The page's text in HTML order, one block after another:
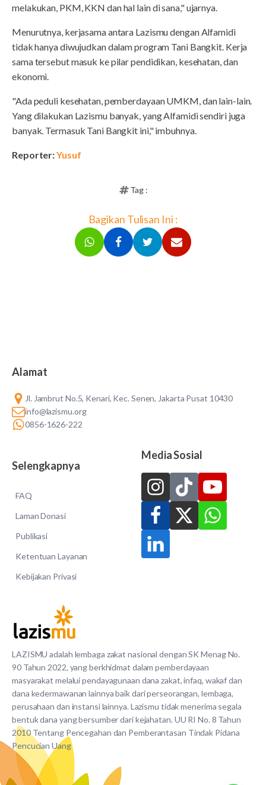
melakukan, PKM, KKN dan hal lain di sana," ujarnya.
Menurutnya, kerjasama antara Lazismu dengan Alfamidi
tidak hanya diwujudkan dalam program Tani Bangkit. Kerja
sama tersebut masuk ke pilar pendidikan, kesehatan, dan
ekonomi.
"Ada peduli kesehatan, pemberdayaan UMKM, dan lain-lain.
Yang dilakukan Lazismu banyak, yang Alfamidi sendiri juga
banyak. Termasuk Tani Bangkit ini," imbuhnya.
Reporter:Yusuf
Tag :
Bagikan Tulisan Ini :
LAZISMU adalah lembaga zakat nasional dengan SK Menag No.
90 Tahun 2022, yang berkhidmat dalam pemberdayaan
masyarakat melalui pendayagunaan dana zakat, infaq, wakaf dan
dana kedermawanan lainnya baik dari perseorangan, lembaga,
perusahaan dan instansi lainnya. Lazismu tidak menerima segala
bentuk dana yang bersumber dari kejahatan. UU RI No. 8 Tahun
2010 Tentang Pencegahan dan Pemberantasan Tindak Pidana
Pencucian Uang
Alamat
Jl. Jambrut No.5, Kenari, Kec. Senen, Jakarta Pusat 10430
info@lazismu.org
0856-1626-222
Selengkapnya
FAQ
Laman Donasi
Publikasi
Ketentuan Layanan
Kebijakan Privasi
Media Sosial